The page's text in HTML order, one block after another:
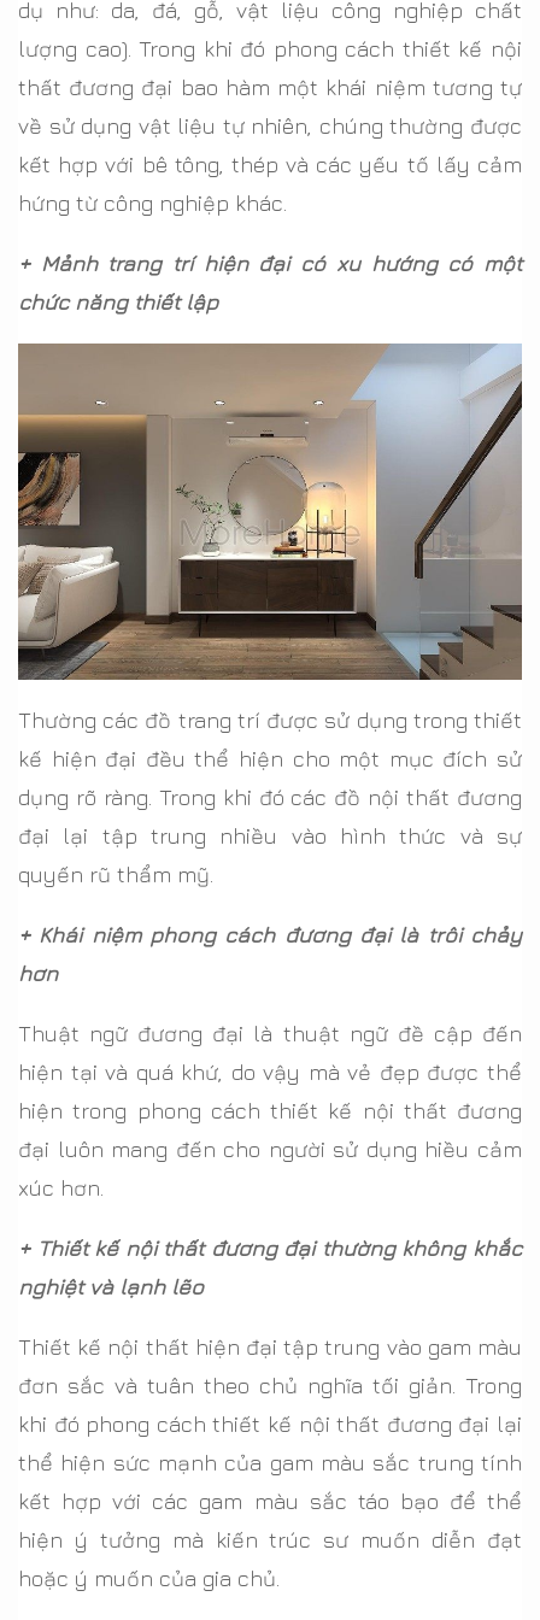
dụ như: da, đá, gỗ, vật liệu công nghiệp chất
lượng cao). Trong khi đó phong cách thiết kế nội
thất đương đại bao hàm một khái niệm tương tự
về sử dụng vật liệu tự nhiên, chúng thường được
kết hợp với bê tông, thép và các yếu tố lấy cảm
hứng từ công nghiệp khác.
+ Mảnh trang trí hiện đại có xu hướng có một
chức năng thiết lập
Thường các đồ trang trí được sử dụng trong thiết
kế hiện đại đều thể hiện cho một mục đích sử
dụng rõ ràng. Trong khi đó các đồ nội thất đương
đại lại tập trung nhiều vào hình thức và sự
quyến rũ thẩm mỹ.
+ Khái niệm phong cách đương đại là trôi chảy
hơn
Thuật ngữ đương đại là thuật ngữ đề cập đến
hiện tại và quá khứ, do vậy mà vẻ đẹp được thể
hiện trong phong cách thiết kế nội thất đương
đại luôn mang đến cho người sử dụng hiều cảm
xúc hơn.
+ Thiết kế nội thất đương đại thường không khắc
nghiệt và lạnh lẽo
Thiết kế nội thất hiện đại tập trung vào gam màu
đơn sắc và tuân theo chủ nghĩa tối giản. Trong
khi đó phong cách thiết kế nội thất đương đại lại
thể hiện sức mạnh của gam màu sắc trung tính
kết hợp với các gam màu sắc táo bạo để thể
hiện ý tưởng mà kiến trúc sư muốn diễn đạt
hoặc ý muốn của gia chủ.